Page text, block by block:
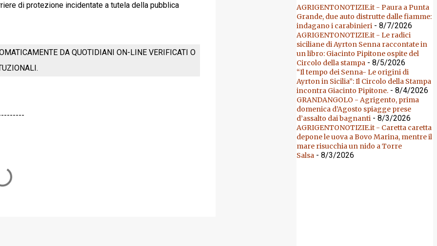
di protezione incidentate a tutela della pubblica
DA QUOTIDIANI ON-LINE VERIFICATI O
AGRIGENTONOTIZIE.it - Paura a Punta
Grande, due auto distrutte dalle fiamme:
indagano i carabinieri - 8/7/2026
AGRIGENTONOTIZIE.it - Le radici
siciliane di Ayrton Senna raccontate in
un libro: Giacinto Pipitone ospite del
Circolo della stampa - 8/5/2026
“Il tempo dei Senna- Le origini di
Ayrton in Sicilia”: Il Circolo della Stampa
incontra Giacinto Pipitone. - 8/4/2026
GRANDANGOLO - Agrigento, prima
domenica d’Agosto spiagge prese
d’assalto dai bagnanti - 8/3/2026
AGRIGENTONOTIZIE.it - Caretta caretta
depone le uova a Bovo Marina, mentre il
mare risucchia un nido a Torre
Salsa - 8/3/2026